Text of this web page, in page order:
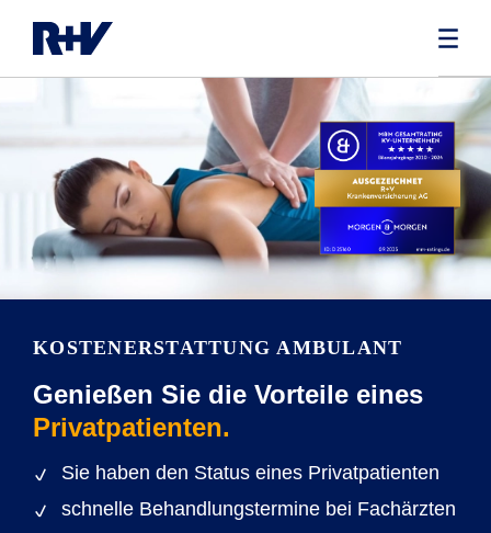
KOSTENERSTATTUNG AMBULANT
Genießen Sie die Vorteile eines
Privatpatienten.
Sie haben den Status eines Privatpatienten
schnelle Behandlungstermine bei Fachärzten